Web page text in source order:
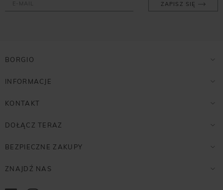
ZAPISZ SIĘ
BORGIO
INFORMACJE
KONTAKT
DOŁĄCZ TERAZ
BEZPIECZNE ZAKUPY
ZNAJDŹ NAS